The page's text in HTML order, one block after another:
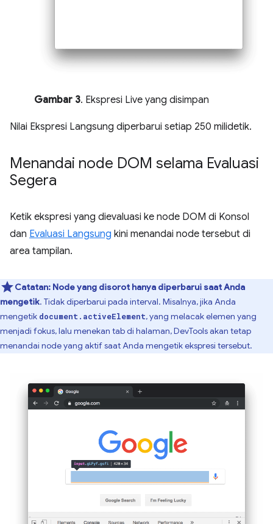
Gambar 3. Ekspresi Live yang disimpan
Nilai Ekspresi Langsung diperbarui setiap 250 milidetik.
Menandai node DOM selama Evaluasi
Segera
Ketik ekspresi yang dievaluasi ke node DOM di Konsol
dan Evaluasi Langsung kini menandai node tersebut di
area tampilan.
Catatan: Node yang disorot hanya diperbarui saat Anda
mengetik. Tidak diperbarui pada interval. Misalnya, jika Anda
mengetik document.activeElement, yang melacak elemen yang
menjadi fokus, lalu menekan tab di halaman, DevTools akan tetap
menandai node yang aktif saat Anda mengetik ekspresi tersebut.